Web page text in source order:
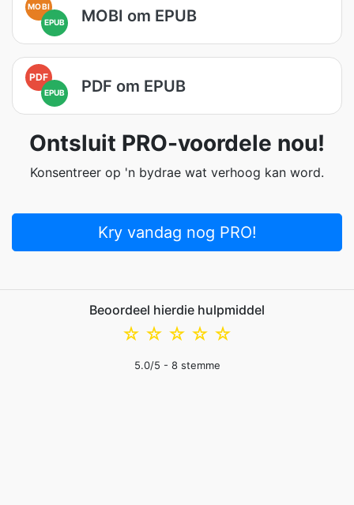
MOBI
EPUB
MOBI om EPUB
PDF
EPUB PDF om EPUB
Ontsluit PRO-voordele nou!
Konsentreer op 'n bydrae wat verhoog kan word.
Kry vandag nog PRO!
Beoordeel hierdie hulpmiddel
☆
☆
☆
☆
☆
5.0/5 - 8stemme